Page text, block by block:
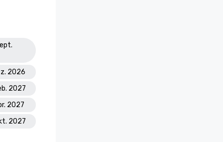
2026
2027
2027
2027